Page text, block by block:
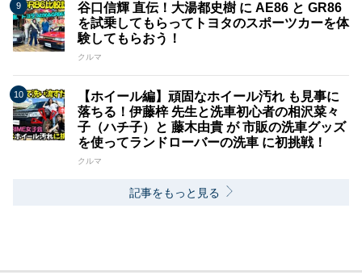
谷口信輝 直伝！大湯都史樹 に AE86 と GR86
を試乗してもらってトヨタのスポーツカーを体
験してもらおう！
クルマ
【ホイール編】頑固なホイール汚れ も見事に
落ちる！伊藤梓 先生と洗車初心者の相沢菜々
子（ハチ子）と 藤木由貴 が 市販の洗車グッズ
を使ってランドローバーの洗車 に初挑戦！
クルマ
記事をもっと見る